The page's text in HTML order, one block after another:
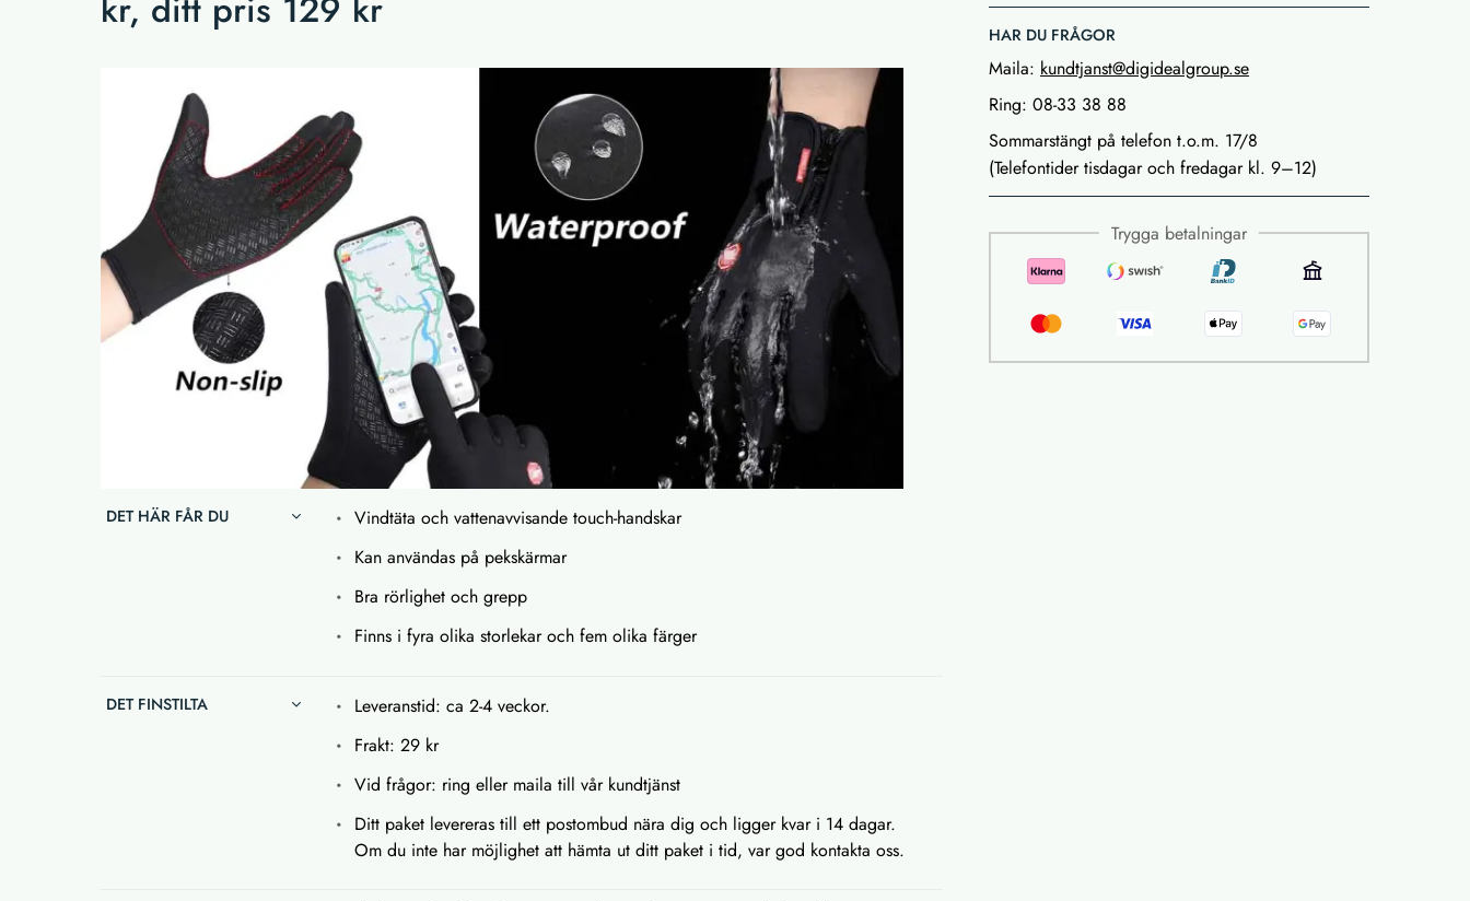
kr, ditt pris 129 kr
HAR DU FRÅGOR
Maila: kundtjanst@digidealgroup.se
Ring: 08-33 38 88
Sommarstängt på telefon t.o.m. 17/8
(Telefontider tisdagar och fredagar kl. 9–12)
Trygga betalningar
DET HÄR FÅR DU
Vindtäta och vattenavvisande touch-handskar
Kan användas på pekskärmar
Bra rörlighet och grepp
Finns i fyra olika storlekar och fem olika färger
DET FINSTILTA
Leveranstid: ca 2-4 veckor.
Frakt: 29 kr
Vid frågor: ring eller maila till vår kundtjänst
Ditt paket levereras till ett postombud nära dig och ligger kvar i 14 dagar.
Om du inte har möjlighet att hämta ut ditt paket i tid, var god kontakta oss.